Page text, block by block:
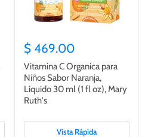
$ 469.00
Vitamina C Organica para
Niños Sabor Naranja,
Liquido 30 ml (1 fl oz), Mary
Ruth's
Vista Rápida